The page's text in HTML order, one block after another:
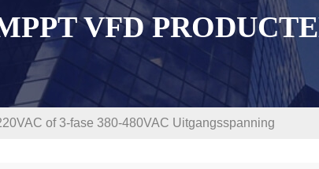
VFD
of 3-fase 380-480VAC Uitgangsspanning